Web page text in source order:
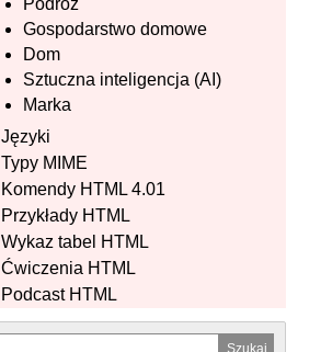
Podróż
Gospodarstwo domowe
Dom
Sztuczna inteligencja (AI)
Marka
Języki
Typy MIME
Komendy HTML 4.01
Przykłady HTML
Wykaz tabel HTML
Ćwiczenia HTML
Podcast HTML